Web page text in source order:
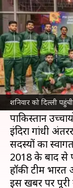
शनिवार को दिल्ली
लिए
लेखन अंकित पसबोला
क्या है खबर?
पुरुष जूनियर
नवंबर से 5
पाकिस्तान की
पाकिस्तान
इंदिरा गांधी
सदस्यों का
2018 के बाद से
हॉकी टीम